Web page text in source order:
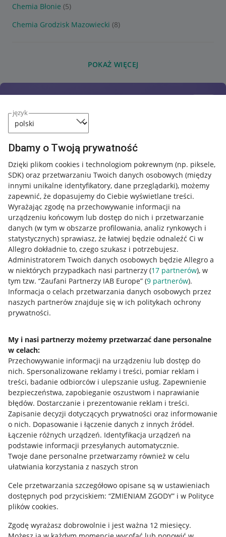
język
Dbamy o Twoją prywatność
Dzięki plikom cookies i technologiom pokrewnym (np. piksele,
SDK) oraz przetwarzaniu Twoich danych osobowych (między
innymi unikalne identyfikatory, dane przeglądarki), możemy
zapewnić, że dopasujemy do Ciebie wyświetlane treści.
Wyrażając zgodę na przechowywanie informacji na
urządzeniu końcowym lub dostęp do nich i przetwarzanie
danych (w tym w obszarze profilowania, analiz rynkowych i
statystycznych) sprawiasz, że łatwiej będzie odnaleźć Ci w
Allegro dokładnie to, czego szukasz i potrzebujesz.
Administratorem Twoich danych osobowych będzie Allegro a
w niektórych przypadkach nasi partnerzy (17 partnerów), w
tym tzw. “Zaufani Partnerzy IAB Europe” (9 partnerów).
Informacja o celach przetwarzania danych osobowych przez
naszych partnerów znajduje się w ich politykach ochrony
prywatności.
My i nasi partnerzy możemy przetwarzać dane personalne
w celach:
Przechowywanie informacji na urządzeniu lub dostęp do
nich. Spersonalizowane reklamy i treści, pomiar reklam i
treści, badanie odbiorców i ulepszanie usług. Zapewnienie
bezpieczeństwa, zapobieganie oszustwom i naprawianie
błędów. Dostarczanie i prezentowanie reklam i treści.
Zapisanie decyzji dotyczących prywatności oraz informowanie
o nich. Dopasowanie i łączenie danych z innych źródeł.
Łączenie różnych urządzeń. Identyfikacja urządzeń na
podstawie informacji przesyłanych automatycznie.
Twoje dane personalne przetwarzamy również w celu
ułatwiania korzystania z naszych stron
Cele przetwarzania szczegółowo opisane są w ustawieniach
dostępnych pod przyciskiem: “ZMIENIAM ZGODY” i w Polityce
plików cookies.
Zgodę wyrażasz dobrowolnie i jest ważna 12 miesięcy.
Chemia Błonie (5)
Chemia Grodzisk Mazowiecki (8)
POKAŻ WIĘCEJ
Przydatne informacje
Jak to działa
Allegro Gadane dla sprzedających
Allegro Gadane dla kupujących
Mapa miejscowości
Informacje prawne
Regulamin
Polityka plików "cookies"
Ustawienia plików "cookies"
Udostępnianie lokalizacji
Informacje dla Aktu o Usługach Cyfrowych
Pobierz aplikację